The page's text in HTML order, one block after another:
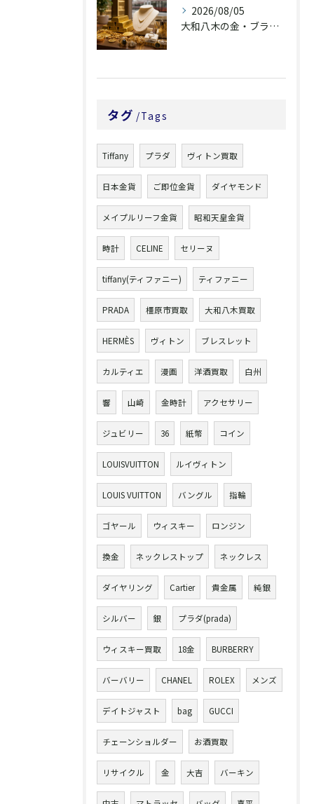
2026/08/05
大和八木の金・ブランド品買取は査定説明で選ぶ
タグ Tags
Tiffany プラダ ヴィトン買取
日本金貨 ご即位金貨 ダイヤモンド
メイプルリーフ金貨 昭和天皇金貨
時計 CELINE セリーヌ
tiffany(ティファニー) ティファニー
PRADA 橿原市買取 大和八木買取
HERMÈS ヴィトン ブレスレット
カルティエ 漫画 洋酒買取 白州
響 山崎 金時計 アクセサリー
ジュビリー 36 紙幣 コイン
LOUISVUITTON ルイヴィトン
LOUIS VUITTON バングル 指輪
ゴヤール ウィスキー ロンジン
換金 ネックレストップ ネックレス
ダイヤリング Cartier 貴金属 純銀
シルバー 銀 プラダ(prada)
ウィスキー買取 18金 BURBERRY
バーバリー CHANEL ROLEX メンズ
デイトジャスト bag GUCCI
チェーンショルダー お酒買取
リサイクル 金 大吉 バーキン